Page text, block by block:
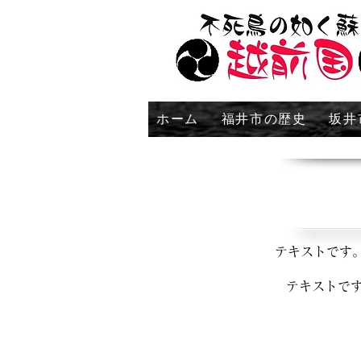
ホーム 福井市の歴史 坂井
テキストです
テキストで